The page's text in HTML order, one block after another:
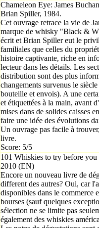
Chameleon Eye: James
Brian Spiller, 1984.
Cet ouvrage retrace la vie de
marque de whisky "Black &
écrit et Brian Spiller eut le
familiales que celles du
histoire captivante, riche en
lecteur dans les détails. Les
distribution sont des plus
changements survenus le
bouteille et envois). A une
et étiquettées à la main, avant
mises dans de solides caisses
faire une idée des évolutions
Un ouvrage pas facile à
livre.
Score: 5/5
101 Whiskies to try before
2010 (EN)
Encore un nouveau livre de
different des autres? Oui, car
disponibles dans le commerce
bourses (sauf quelques
sélection ne se limite pas
également des whiskies